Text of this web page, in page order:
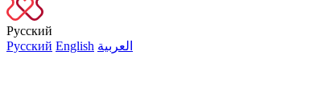
Русский
Русский English العربية